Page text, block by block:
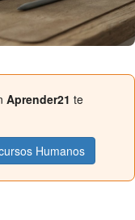
Aprender21 te
Humanos